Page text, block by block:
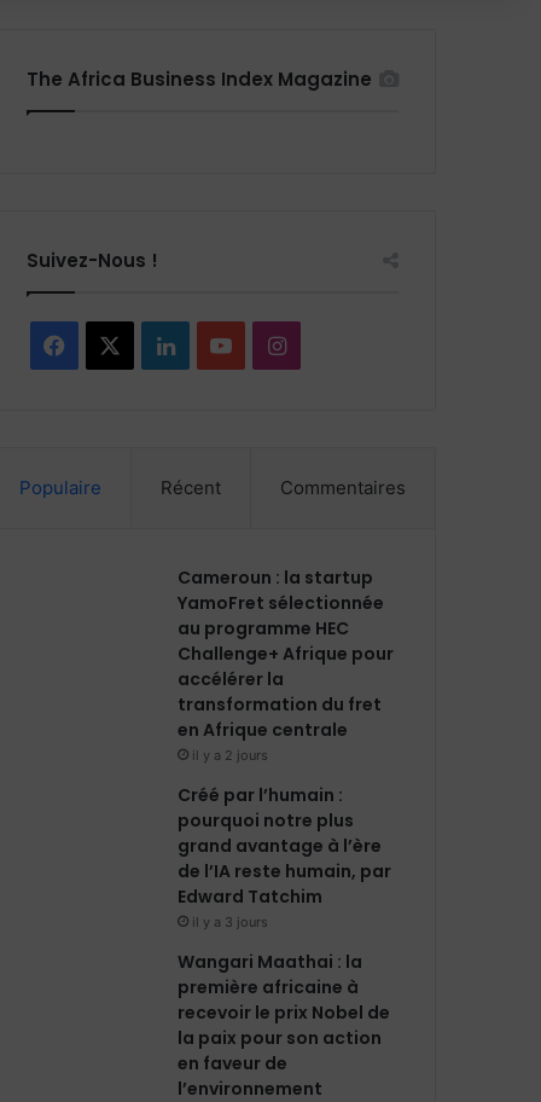
The Africa Business Index Magazine
Suivez-Nous !
e
L
k
d
i
n
b
e
I
t
g
r
m
Populaire Récent Commentaires
Cameroun : la startup
YamoFret sélectionnée
au programme HEC
Challenge+ Afrique pour
accélérer la
transformation du fret
en Afrique centrale
il y a 2 jours
Créé par l’humain :
pourquoi notre plus
grand avantage à l’ère
de l’IA reste humain, par
Edward Tatchim
il y a 3 jours
Wangari Maathai : la
première africaine à
recevoir le prix Nobel de
la paix pour son action
en faveur de
l’environnement